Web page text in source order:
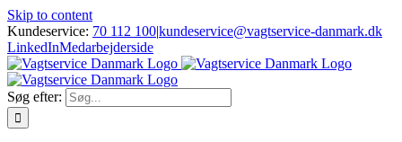
Skip to content
Kundeservice: 70 112 100|kundeservice@vagtservice-danmark.dk
LinkedInMedarbejderside
Søg efter: